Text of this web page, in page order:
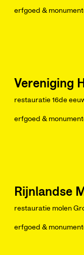
erfgoed &
Vereniging
restauratie 16de
erfgoed &
Rijnlandse
restauratie molen
erfgoed &